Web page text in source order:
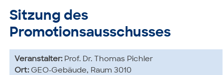
Sitzung des
Promotionsausschusses
Veranstalter: Prof. Dr. Thomas Pichler
Ort: GEO-Gebäude, Raum 3010